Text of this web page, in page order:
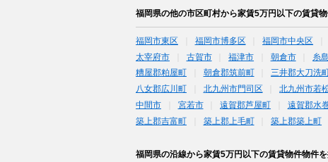
福岡県の他の市区町村から家賃5万円以下の賃貸
福岡市東区 福岡市博多区 福岡市中央区
太宰府市
古賀市 福津市 朝倉市 糸
糟屋郡粕屋町
朝倉郡筑前町 三井郡大刀洗町
八女郡広川町
北九州市門司区 北九州市若
中間市
宮若市 遠賀郡芦屋町 遠賀郡水
築上郡吉富町
築上郡上毛町 築上郡築上町
福岡県の沿線から家賃5万円以下の賃貸物件物件